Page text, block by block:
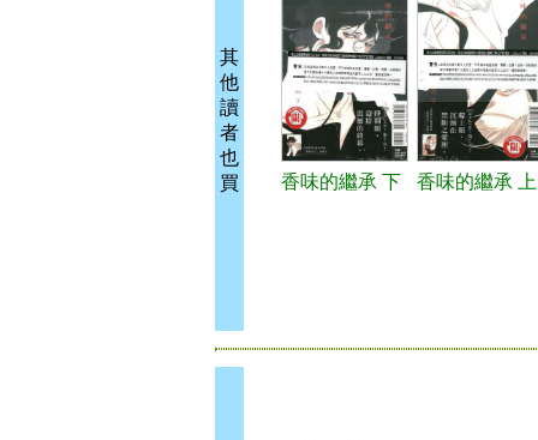
其
他
讀
者
也
買
香味的繼承 下 香味的繼承 上